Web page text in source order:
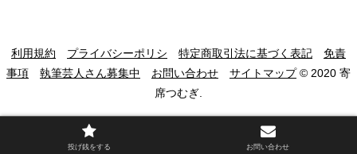
利用規約 プライバシーポリシ 特定商取引法に基づく表記
免責
事項
執筆芸人さん募集中 お問い合わせ サイトマップ© 2020 寄
席つむぎ.
投げ銭をする お問い合わせ